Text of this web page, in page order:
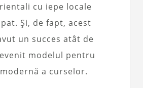
cu iepe locale
Și, de fapt, acest
un succes atât de
modelul pentru
modernă a curselor.